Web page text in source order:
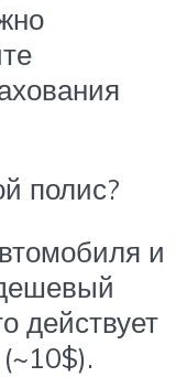
полис?
и
действует